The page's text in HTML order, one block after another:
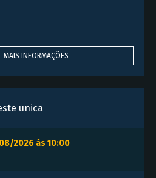
MAIS INFORMAÇÕES
unica
2026 às 10:00